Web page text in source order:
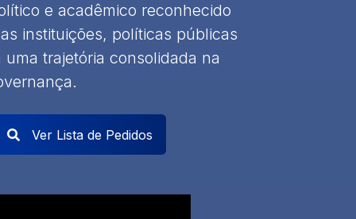
e acadêmico reconhecido
instituições, políticas públicas
trajetória consolidada na
Ver Lista de Pedidos